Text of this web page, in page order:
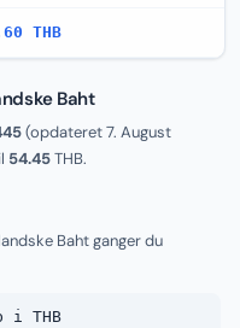
THB
Baht
(opdateret7. August
54.45THB.
Baht ganger du
i THB